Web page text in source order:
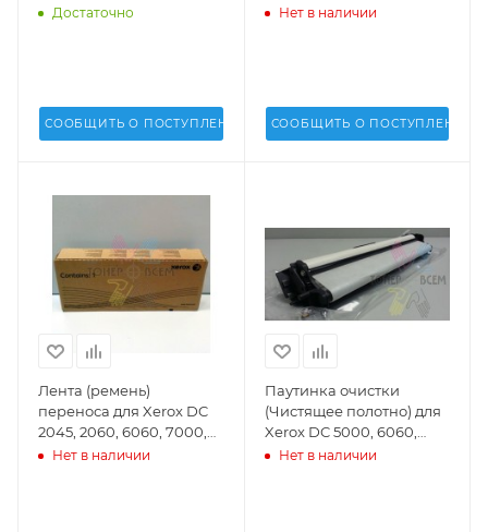
- 006R90290
Достаточно
СООБЩИТЬ О ПОСТУПЛЕНИИ
006R90289
Нет в наличии
СООБЩИТЬ О ПОСТУПЛЕНИИ
Лента (ремень)
переноса для Xerox DC
2045, 2060, 6060, 7000,
8000 - 001R00576, 1R576
Нет в наличии
Паутинка очистки
(Чистящее полотно) для
Xerox DC 5000, 6060,
7000, 8000, 7002, 8002 -
Нет в наличии